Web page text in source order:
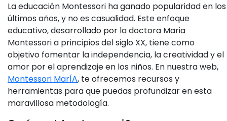
La educación Montessori ha ganado popularidad en los
últimos años, y no es casualidad. Este enfoque
educativo, desarrollado por la doctora Maria
Montessori a principios del siglo XX, tiene como
objetivo fomentar la independencia, la creatividad y el
amor por el aprendizaje en los niños. En nuestra web,
Montessori MarÍA, te ofrecemos recursos y
herramientas para que puedas profundizar en esta
maravillosa metodología.